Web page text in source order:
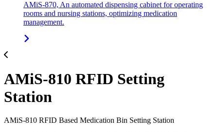
AMiS-870, An automated dispensing cabinet for operating
rooms and nursing stations, optimizing medication
management.
AMiS-810 RFID Setting
Station
AMiS-810 RFID Based Medication Bin Setting Station